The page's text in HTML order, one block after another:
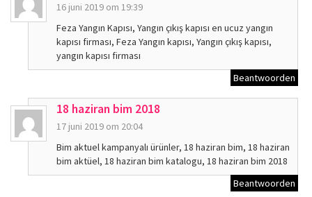
16 juni 2019 om 19:39
Feza Yangın Kapısı, Yangın çıkış kapısı en ucuz yangın
kapısı firması, Feza Yangın kapısı, Yangın çıkış kapısı,
yangın kapısı firması
Beantwoorden
18 haziran bim 2018
17 juni 2019 om 20:04
Bim aktuel kampanyalı ürünler, 18 haziran bim, 18 haziran
bim aktüel, 18 haziran bim katalogu, 18 haziran bim 2018
Beantwoorden